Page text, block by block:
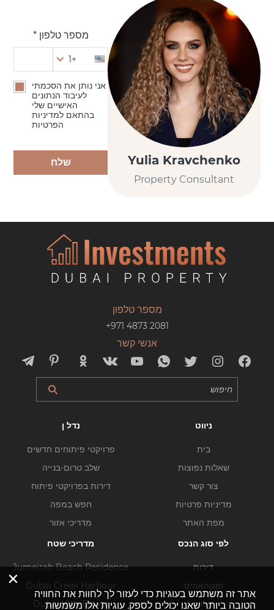
Yulia Kravchenko
Property Consultant
מספר טלפון *
+1
אני נותן את הסכמתי
לעיבוד הנתונים
האישיים שלי
בהתאם למדיניות
הפרטיות
שלח
מספר טלפון
+971 4873 2081
אנשי קשר
ניווט
בית
שאלות נפוצות
צור קשר
מדיניות פרטיות
מפת האתר
נדל ן
פרויקטי פיתוחים חדשים
שלב טרום-בנייה
דירות בפרויקטי פיתוח
חפש במפה
מדריכי אזור
לפי סוג הנכס
דירות
פנטהאוזים
וילות
מדריכי שטח
Jumeirah Beach Residence
Dubai Creek Harbour
Dubai Hills Estate
×
אתר זה משתמש בעוגיות כדי לעזור לך לחוות את החוויה
הטובה ביותר שאנו יכולים לספק. עוגיות אלו משמשות